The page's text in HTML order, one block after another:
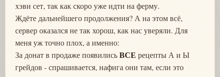
хэви сет, так как скоро уже идти на ферму.
Ждёте дальнейшего продолжения? А на этом всё,
сервер оказался не так хорош, как нас уверяли. Для
меня уж точно плох, а именно:
За донат в продаже появилисьВСЕ рецепты А и Ы
грейдов - спрашивается, нафига они там, если это